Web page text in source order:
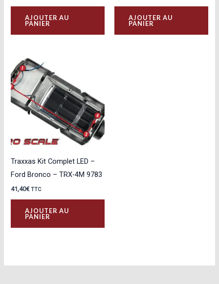
AJOUTER AU
PANIER
AJOUTER AU
PANIER
Traxxas Kit Complet LED –
Ford Bronco – TRX-4M 9783
41,40€ TTC
AJOUTER AU
PANIER